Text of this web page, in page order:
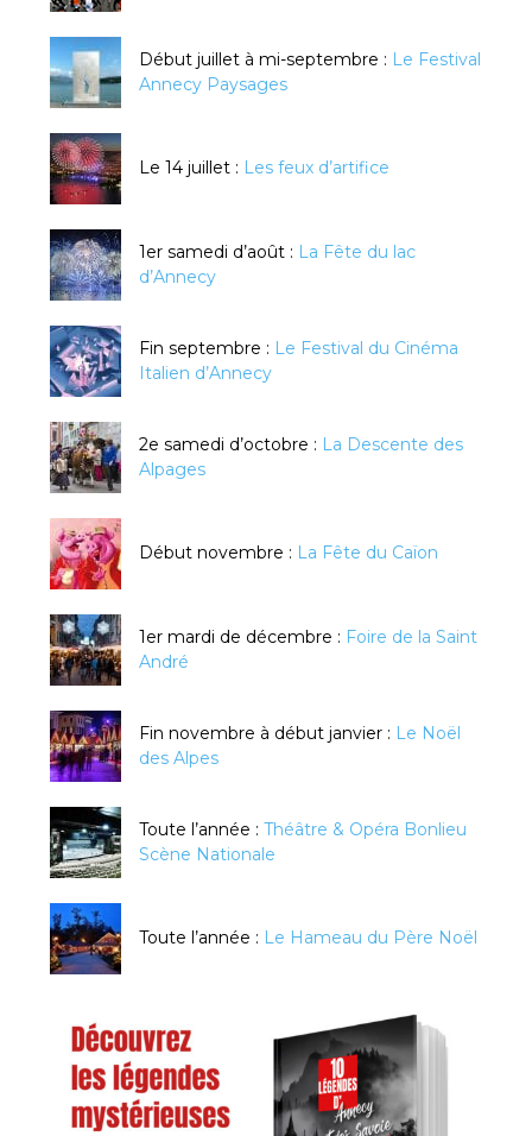
Début juillet à mi-septembre : Le Festival
Annecy Paysages
Le 14 juillet : Les feux d’artifice
1er samedi d’août : La Fête du lac
d’Annecy
Fin septembre : Le Festival du Cinéma
Italien d’Annecy
2e samedi d’octobre : La Descente des
Alpages
Début novembre : La Fête du Caïon
1er mardi de décembre : Foire de la Saint
André
Fin novembre à début janvier : Le Noël
des Alpes
Toute l’année : Théâtre & Opéra Bonlieu
Scène Nationale
Toute l’année : Le Hameau du Père Noël